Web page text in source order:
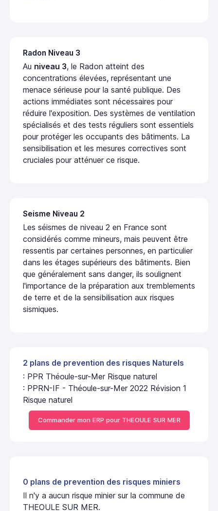
Radon Niveau 3
Au niveau 3, le Radon atteint des
concentrations élevées, représentant une
menace sérieuse pour la santé publique. Des
actions immédiates sont nécessaires pour
réduire l'exposition. Des systèmes de ventilation
spécialisés et des tests réguliers sont essentiels
pour protéger les occupants des bâtiments. La
sensibilisation et les mesures correctives sont
cruciales pour atténuer ce risque.
Seisme Niveau 2
Les séismes de niveau 2 en France sont
considérés comme mineurs, mais peuvent être
ressentis par certaines personnes, en particulier
dans les étages supérieurs des bâtiments. Bien
que généralement sans danger, ils soulignent
l'importance de la préparation aux tremblements
de terre et de la sensibilisation aux risques
sismiques.
2 plans de prevention des risques Naturels
: PPR Théoule-sur-Mer Risque naturel
: PPRN-IF - Théoule-sur-Mer 2022 Révision 1
Risque naturel
Commander mon ERP pour THEOULE SUR MER
0 plans de prevention des risques miniers
Il n'y a aucun risque minier sur la commune de
THEOULE SUR MER.